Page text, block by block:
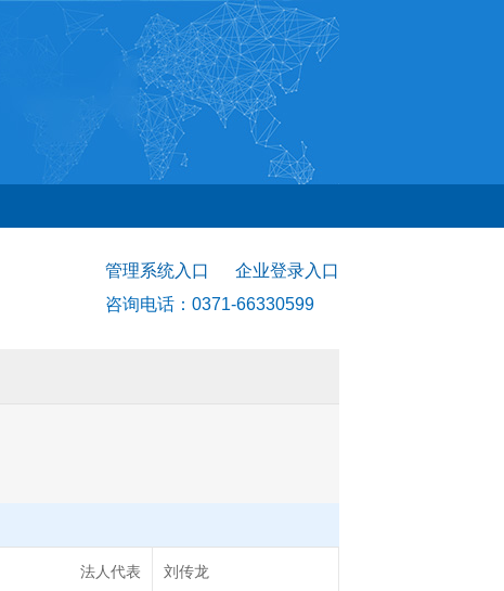
管理系统入口
企业登录入口
咨询电话：0371-66330599
法人代表 刘传龙